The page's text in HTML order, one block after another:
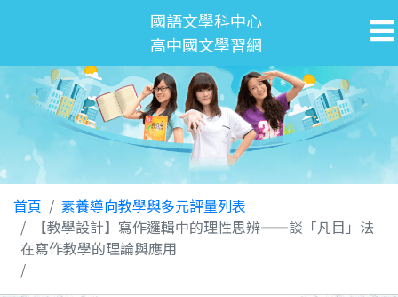
國語文學科中心
高中國文學習網
首頁
素養導向教學與多元評量列表
【教學設計】寫作邏輯中的理性思辨——談「凡目」法
在寫作教學的理論與應用